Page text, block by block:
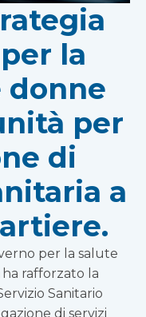
la
donne
per
di
a
per la salute
rafforzato la
Sanitario
di servizi